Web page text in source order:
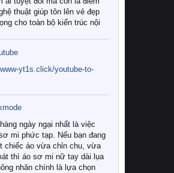
thuật giúp tôn lên vẻ đẹp
cho toàn bộ kiến trúc nội
giữa thị trường đa dạng
thương hiệu và mẫu mã
nay, làm thế nào để chọn
bộ chăn ga gối đệm cao
sự chất lượng, phù hợp với
và nhu cầu sử dụng của gia
cùng chúng tôi đi tìm lời
chi tiết qua bài viết dưới đây.
các gia đình hiện đại lại ưa
chăn ga gối đệm cao cấp?
yt1s.click/youtube-to-
ngày ngại nhất là việc
mi phức tạp. Nếu bạn đang
chiếc áo vừa chỉn chu, vừa
thì áo sơ mi nữ tay dài lụa
nhăn chính là lựa chọn